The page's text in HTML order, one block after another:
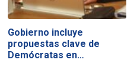
Gobierno incluye
propuestas clave de
Demócratas en…